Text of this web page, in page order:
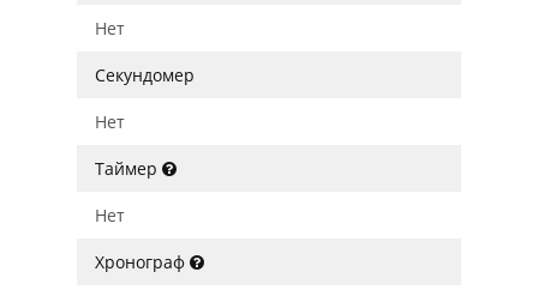
Нет
Секундомер
Нет
Таймер
Нет
Хронограф